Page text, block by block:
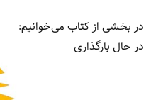
در بخشی از کتاب می‌خوانیم:
در حال بارگذاری